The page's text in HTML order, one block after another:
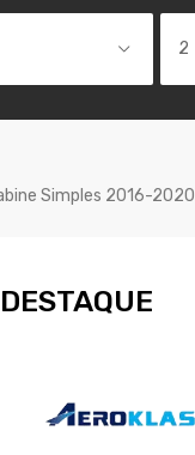
Simples 2016-2020